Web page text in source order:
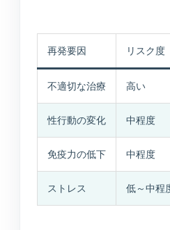
再発要因 リスク度
不適切な治療 高い
性行動の変化 中程度
免疫力の低下 中程度
ストレス 低～中程